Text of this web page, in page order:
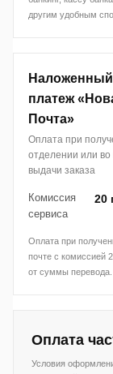
другим удобным
Наложенный
платеж
Почта»
Оплата при
отделении или во
выдачи заказа
Комиссия
сервиса
20
Оплата при
почте с комиссией
от суммы перевода.
Оплата
Условия